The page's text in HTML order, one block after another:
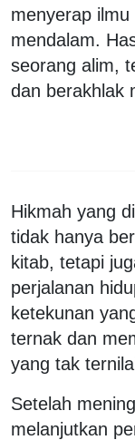
menyerap
mendalam.
seorang alim,
dan berakhlak
Hikmah yang
tidak hanya
kitab, tetapi
perjalanan
ketekunan
ternak dan
yang tak
Setelah
melanjutkan